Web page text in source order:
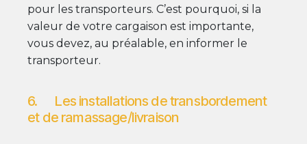
pour les transporteurs. C’est pourquoi, si la
valeur de votre cargaison est importante,
vous devez, au préalable, en informer le
transporteur.
6. Les installations de transbordement
et de ramassage/livraison